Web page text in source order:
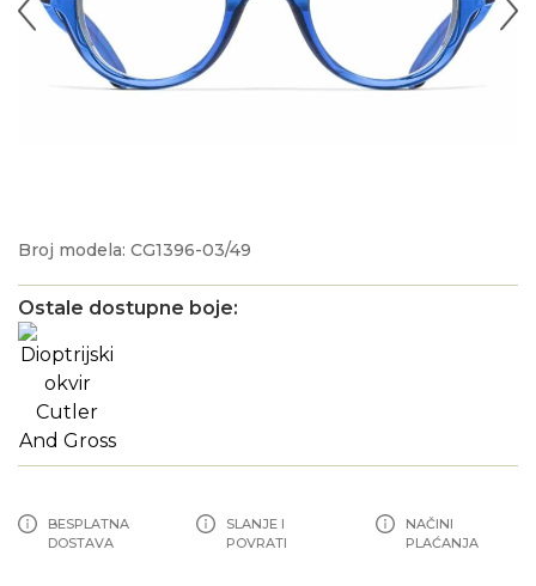
Broj modela: CG1396-03/49
Ostale dostupne boje:
BESPLATNA
DOSTAVA
SLANJE I
POVRATI
NAČINI
PLAĆANJA